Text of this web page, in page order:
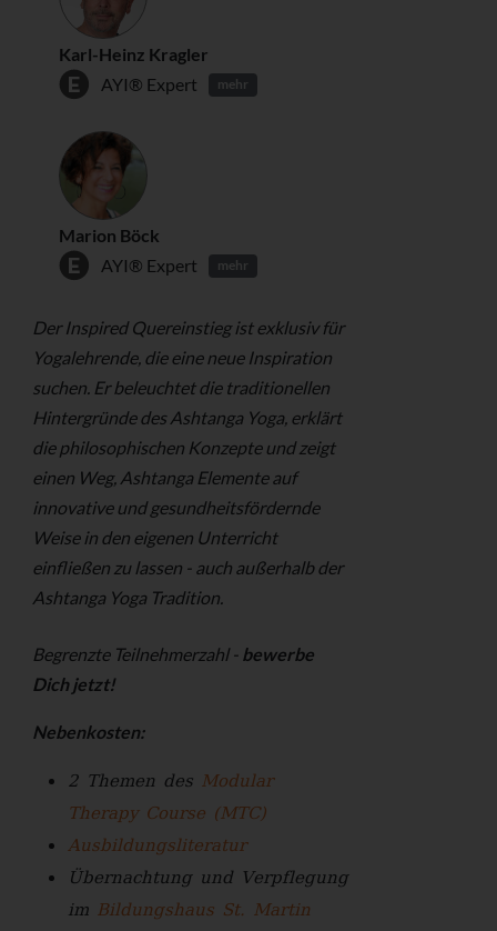
Karl-Heinz Kragler
AYI® Expert
mehr
Marion Böck
AYI® Expert
mehr
Der Inspired Quereinstieg ist exklusiv für
Yogalehrende, die eine neue Inspiration
suchen. Er beleuchtet die traditionellen
Hintergründe des Ashtanga Yoga, erklärt
die philosophischen Konzepte und zeigt
einen Weg, Ashtanga Elemente auf
innovative und gesundheitsfördernde
Weise in den eigenen Unterricht
einfließen zu lassen - auch außerhalb der
Ashtanga Yoga Tradition.
Begrenzte Teilnehmerzahl - bewerbe
Dich jetzt!
Nebenkosten:
2 Themen des Modular
Therapy Course (MTC)
Ausbildungsliteratur
Übernachtung und Verpflegung
im Bildungshaus St. Martin